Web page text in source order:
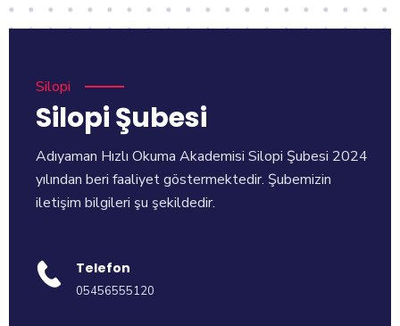
Silopi
Silopi Şubesi
Adıyaman Hızlı Okuma Akademisi Silopi Şubesi 2024
yılından beri faaliyet göstermektedir. Şubemizin
iletişim bilgileri şu şekildedir.
Telefon
05456555120